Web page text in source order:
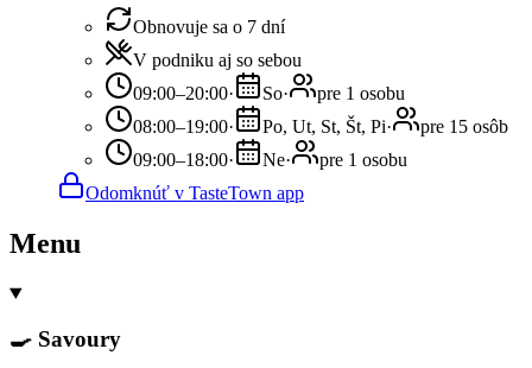
Obnovuje sa o 7 dní
V podniku aj so sebou
09:00–20:00· So·
pre 1 osobu
08:00–19:00· Po, Ut, St, Št, Pi·
pre 15 osôb
09:00–18:00· Ne·
pre 1 osobu
Odomknúť v TasteTown app
Menu
🍳 Savoury